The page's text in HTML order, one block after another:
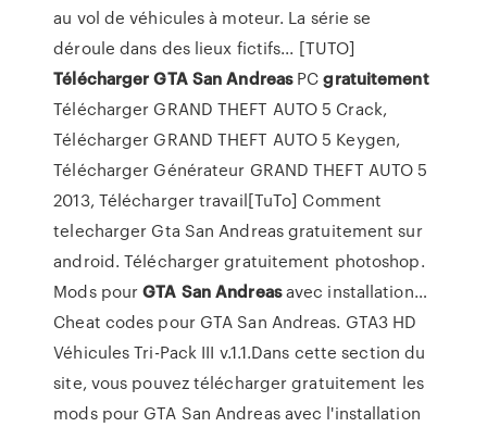
au vol de véhicules à moteur. La série se
déroule dans des lieux fictifs... [TUTO]
Télécharger GTA San AndreasPCgratuitement
Télécharger GRAND THEFT AUTO 5 Crack,
Télécharger GRAND THEFT AUTO 5 Keygen,
Télécharger Générateur GRAND THEFT AUTO 5
2013, Télécharger travail[TuTo] Comment
telecharger Gta San Andreas gratuitement sur
android. Télécharger gratuitement photoshop.
Mods pourGTA SanAndreasavec installation…
Cheat codes pour GTA San Andreas. GTA3 HD
Véhicules Tri-Pack III v.1.1.Dans cette section du
site, vous pouvez télécharger gratuitement les
mods pour GTA San Andreas avec l'installation